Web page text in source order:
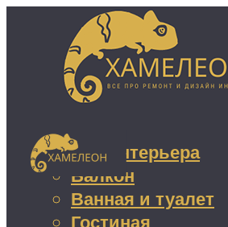
Дизайн интерьера
Балкон
Ванная и туалет
Гостиная